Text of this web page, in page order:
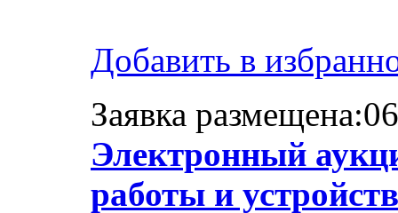
Добавить в
Заявка
Электронный
работы и